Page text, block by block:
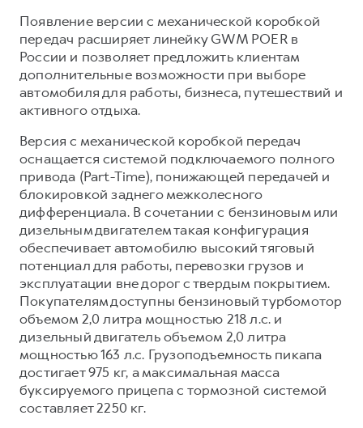
Сервис для корпоративных клиентов
HAVAL Лизинг
АКСЕССУАРЫ HAVAL
Автомобильные аксессуары
Коллекция CITY
Коллекция Базовая
Коллекция Детская
АКСЕССУАРЫ HAVAL
Автомобильные аксессуары
Коллекция CITY
Коллекция Базовая
Коллекция Детская
Появление версии с механической коробкой
передач расширяет линейку GWM POER в
России и позволяет предложить клиентам
дополнительные возможности при выборе
автомобиля для работы, бизнеса, путешествий и
активного отдыха.
Версия с механической коробкой передач
оснащается системой подключаемого полного
привода (Part-Time), понижающей передачей и
блокировкой заднего межколесного
дифференциала. В сочетании с бензиновым или
дизельным двигателем такая конфигурация
обеспечивает автомобилю высокий тяговый
потенциал для работы, перевозки грузов и
эксплуатации вне дорог с твердым покрытием.
Покупателям доступны бензиновый турбомотор
объемом 2,0 литра мощностью 218 л.с. и
дизельный двигатель объемом 2,0 литра
мощностью 163 л.с. Грузоподъемность пикапа
достигает 975 кг, а максимальная масса
буксируемого прицепа с тормозной системой
составляет 2250 кг.